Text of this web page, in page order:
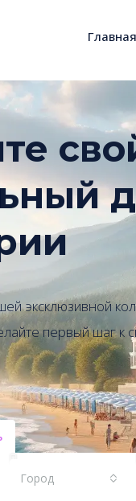
Главная
эксклюзивной
первый шаг к
Город